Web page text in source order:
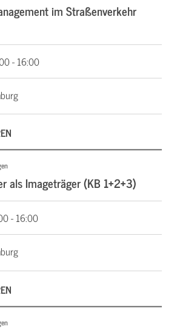
im Straßenverkehr
- 16:00
als Imageträger (KB 1+2+3)
- 16:00